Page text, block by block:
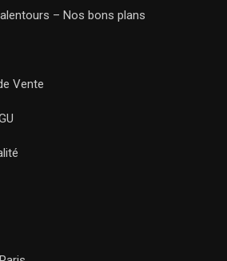
– Nos bons plans
Vente